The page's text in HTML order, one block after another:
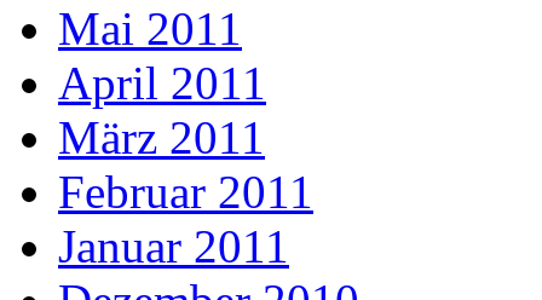
Mai 2011
April 2011
März 2011
Februar 2011
Januar 2011